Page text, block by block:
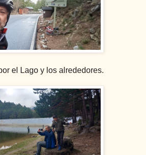
el Lago y los alrededores.